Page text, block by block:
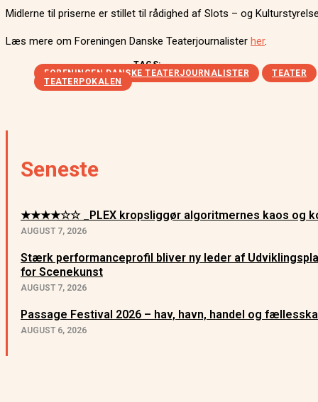
Midlerne til priserne er stillet til rådighed af Slots – og
Læs mere om Foreningen Danske Teaterjournalister her.
TAGS:
FORENINGEN DANSKE TEATERJOURNALISTER
TEATER
TEATERPOKALEN
Seneste
★★★★☆☆ _PLEX kropsliggør algoritmernes kaos og
AUGUST 7, 2026
Stærk performanceprofil bliver ny leder af
for Scenekunst
AUGUST 7, 2026
Passage Festival 2026 – hav, havn, handel og
AUGUST 6, 2026